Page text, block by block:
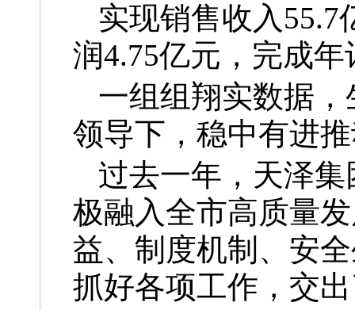
实现销售收入55.7
润4.75亿元，完成
一组组翔实数据
领导下，稳中有进
过去一年，天泽
极融入全市高质量
益、制度机制、安
抓好各项工作，交